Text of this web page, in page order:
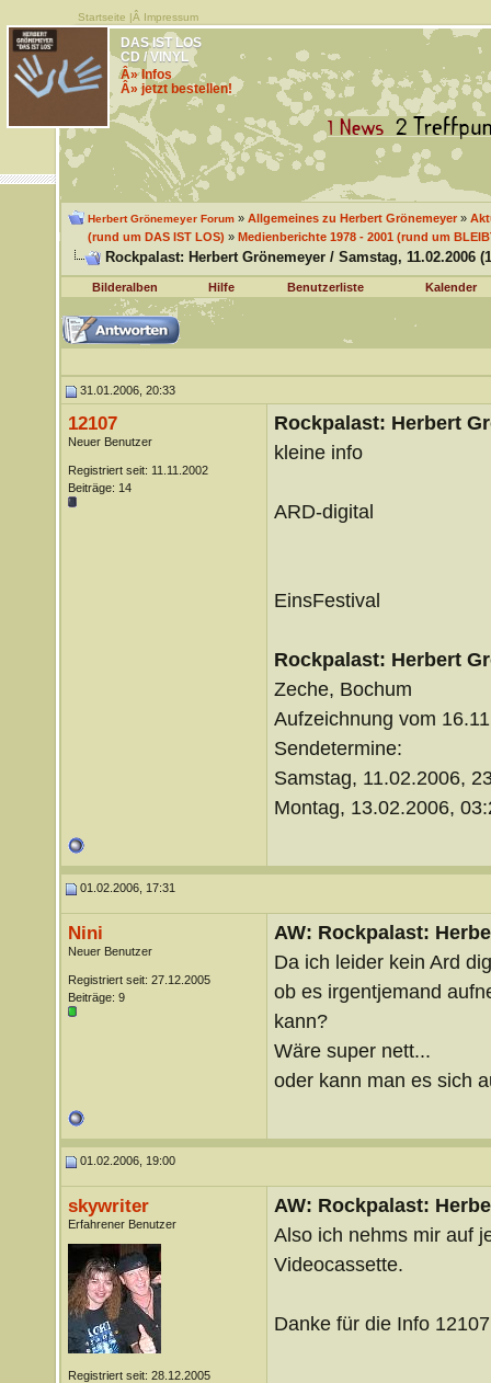
Startseite |Â Impressum
DAS IST LOS
CD / VINYL
Â» Infos
Â» jetzt bestellen!
Herbert Grönemeyer Forum» Allgemeines zu Herbert Grönemeyer»
(rund um DAS IST LOS) » Medienberichte 1978 - 2001 (rund um
Rockpalast: Herbert Grönemeyer / Samstag, 11.02.2006
Bilderalben Hilfe Benutzerliste Kalender
31.01.2006, 20:33
12107
Neuer Benutzer
Registriert seit: 11.11.2002
Beiträge: 14
Rockpalast: Herbert
kleine info
ARD-digital
EinsFestival
Rockpalast: Herbert
Zeche, Bochum
Aufzeichnung vom
Sendetermine:
Samstag, 11.02.2006,
Montag, 13.02.2006,
01.02.2006, 17:31
Nini
Neuer Benutzer
Registriert seit: 27.12.2005
Beiträge: 9
AW: Rockpalast:
Da ich leider kein Ard
ob es irgentjemand
kann?
Wäre super nett...
oder kann man es sich
01.02.2006, 19:00
skywriter
Erfahrener Benutzer
Registriert seit: 28.12.2005
AW: Rockpalast:
Also ich nehms mir auf
Videocassette.
Danke für die Info